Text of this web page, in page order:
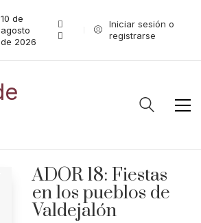
10 de
agosto
de 2026
Iniciar sesión o
registrarse
ADOR 18: Fiestas
en los pueblos de
Valdejalón